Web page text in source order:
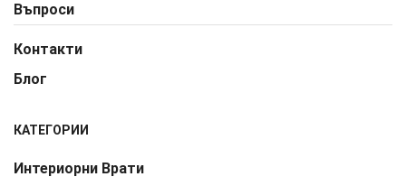
Въпроси
Контакти
Блог
КАТЕГОРИИ
Интериорни Врати